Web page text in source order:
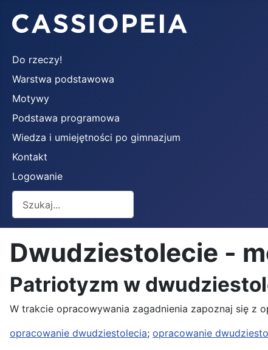
Do rzeczy!
Warstwa podstawowa
Motywy
Podstawa programowa
Wiedza i umiejętności po gimnazjum
Kontakt
Logowanie
Dwudziestolecie -
Patriotyzm w
W trakcie opracowywania zagadnienia zapoznaj się z
opracowanie dwudziestolecia; opracowanie